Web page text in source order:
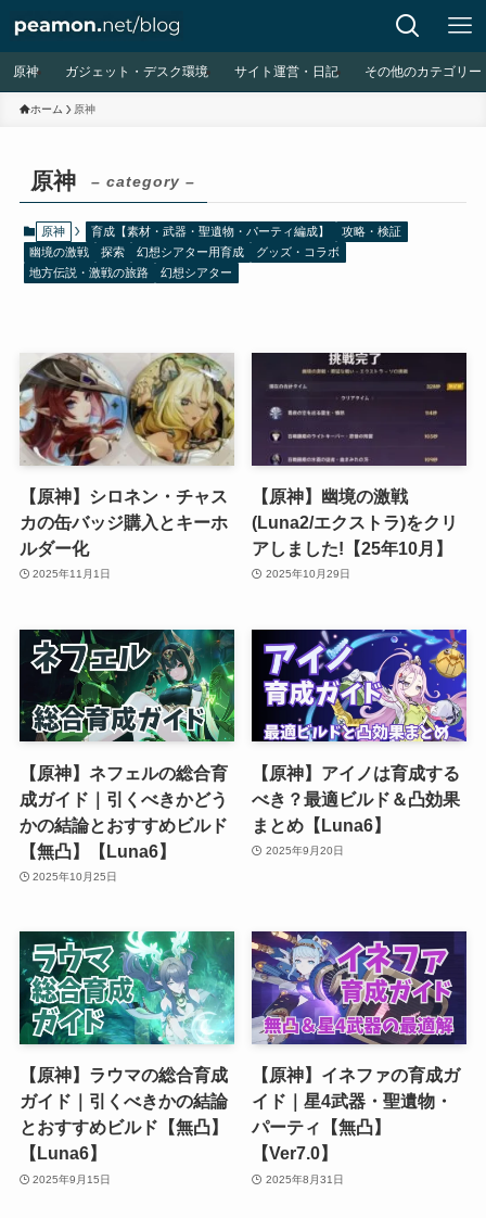
原神 ガジェット・デスク環境 サイト運営・日記 その他のカテゴリー
ホーム 原神
原神 – category –
原神 育成【素材・武器・聖遺物・パーティ編成】
攻略・検証
幽境の激戦
探索 幻想シアター用育成
グッズ・コラボ
地方伝説・激戦の旅路
幻想シアター
【原神】シロネン・チャス
カの缶バッジ購入とキーホ
ルダー化
2025年11月1日
【原神】幽境の激戦
(Luna2/エクストラ)をクリ
アしました!【25年10月】
2025年10月29日
【原神】ネフェルの総合育
成ガイド｜引くべきかどう
かの結論とおすすめビルド
【無凸】【Luna6】
2025年10月25日
【原神】アイノは育成する
べき？最適ビルド＆凸効果
まとめ【Luna6】
2025年9月20日
【原神】ラウマの総合育成
ガイド｜引くべきかの結論
とおすすめビルド【無凸】
【Luna6】
2025年9月15日
【原神】イネファの育成ガ
イド｜星4武器・聖遺物・
パーティ【無凸】
【Ver7.0】
2025年8月31日